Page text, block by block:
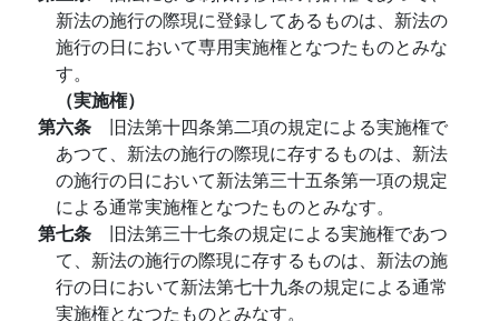
新法の施行の際現に登録してあるものは、新法の
施行の日において専用実施権となつたものとみな
す。
（実施権）
第六条 旧法第十四条第二項の規定による実施権で
あつて、新法の施行の際現に存するものは、新法
の施行の日において新法第三十五条第一項の規定
による通常実施権となつたものとみなす。
第七条 旧法第三十七条の規定による実施権であつ
て、新法の施行の際現に存するものは、新法の施
行の日において新法第七十九条の規定による通常
実施権となつたものとみなす。